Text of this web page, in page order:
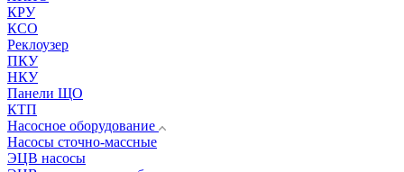
КРУ
КСО
Реклоузер
ПКУ
НКУ
Панели ЩО
КТП
Насосное оборудование
Насосы сточно-массные
ЭЦВ насосы